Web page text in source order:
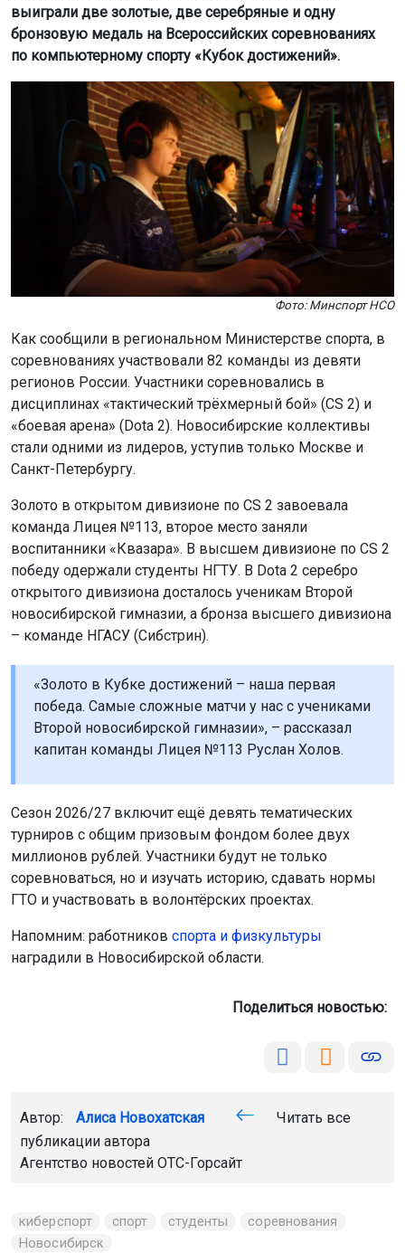
выиграли две золотые, две серебряные и одну
бронзовую медаль на Всероссийских соревнованиях
по компьютерному спорту «Кубок достижений».
Фото: Минспорт НСО
Как сообщили в региональном Министерстве спорта, в
соревнованиях участвовали 82 команды из девяти
регионов России. Участники соревновались в
дисциплинах «тактический трёхмерный бой» (CS 2) и
«боевая арена» (Dota 2). Новосибирские коллективы
стали одними из лидеров, уступив только Москве и
Санкт-Петербургу.
Золото в открытом дивизионе по CS 2 завоевала
команда Лицея №113, второе место заняли
воспитанники «Квазара». В высшем дивизионе по CS 2
победу одержали студенты НГТУ. В Dota 2 серебро
открытого дивизиона досталось ученикам Второй
новосибирской гимназии, а бронза высшего дивизиона
– команде НГАСУ (Сибстрин).
«Золото в Кубке достижений – наша первая
победа. Самые сложные матчи у нас с учениками
Второй новосибирской гимназии», – рассказал
капитан команды Лицея №113 Руслан Холов.
Сезон 2026/27 включит ещё девять тематических
турниров с общим призовым фондом более двух
миллионов рублей. Участники будут не только
соревноваться, но и изучать историю, сдавать нормы
ГТО и участвовать в волонтёрских проектах.
Напомним: работников спорта и физкультуры
наградили в Новосибирской области.
Поделиться новостью:
Автор: Алиса Новохатская
Читать все
публикации автора
Агентство новостей ОТС-Горсайт
киберспорт спорт студенты
соревнования
Новосибирск